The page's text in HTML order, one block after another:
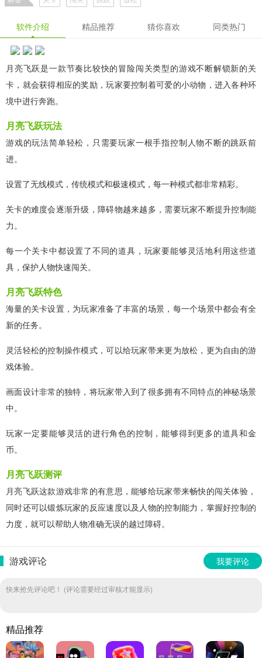
软件介绍 精品推荐 猜你喜欢 同类热门
月亮飞跃是一款节奏比较快的冒险闯关类型的游戏不断解锁新的关
卡，就会获得相应的奖励，玩家要控制着可爱的小动物，进入各种环
境中进行奔跑。
月亮飞跃玩法
游戏的玩法简单轻松，只需要玩家一根手指控制人物不断的跳跃前
进。
设置了无线模式，传统模式和极速模式，每一种模式都非常精彩。
关卡的难度会逐渐升级，障碍物越来越多，需要玩家不断提升控制能
力。
每一个关卡中都设置了不同的道具，玩家要能够灵活地利用这些道
具，保护人物快速闯关。
月亮飞跃特色
海量的关卡设置，为玩家准备了丰富的场景，每一个场景中都会有全
新的任务。
灵活轻松的控制操作模式，可以给玩家带来更为放松，更为自由的游
戏体验。
画面设计非常的独特，将玩家带入到了很多拥有不同特点的神秘场景
中。
玩家一定要能够灵活的进行角色的控制，能够得到更多的道具和金
币。
月亮飞跃测评
月亮飞跃这款游戏非常的有意思，能够给玩家带来畅快的闯关体验，
同时还可以锻炼玩家的反应速度以及人物的控制能力，掌握好控制的
力度，就可以帮助人物准确无误的越过障碍。
游戏评论 我要评论
快来抢先评论吧！ (评论需要经过审核才能显示)
精品推荐